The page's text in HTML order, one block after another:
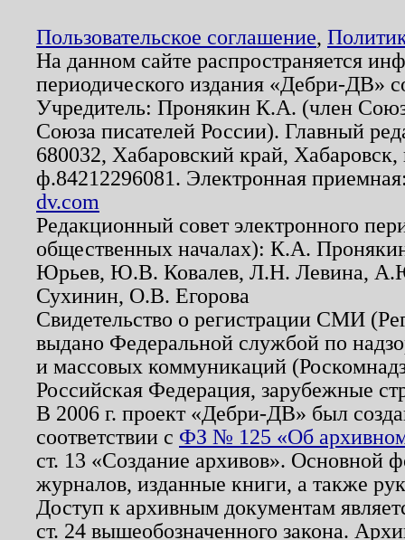
Пользовательское соглашение,
На данном сайте распространяется
периодического издания «Дебри-ДВ»
Учредитель: Пронякин К.А. (член
Союза писателей России). Главный
680032, Хабаровский край,
ф.84212296081. Электронная
dv.com
Редакционный совет электронного
общественных началах): К.А.
Юрьев, Ю.В. Ковалев, Л.Н. Левина,
Сухинин, О.В. Егорова
Свидетельство о регистрации СМИ
выдано Федеральной службой по
и массовых коммуникаций
Российская Федерация, зарубежные
В 2006 г. проект «Дебри-ДВ» был
соответствии с ФЗ № 125 «Об
ст. 13 «Создание архивов». Основной
журналов, изданные книги, а также
Доступ к архивным документам
ст. 24 вышеобозначенного закона.